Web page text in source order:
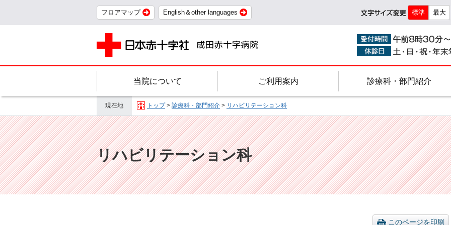
フロアマップ English＆other languages 標準 最大
当院について ご利用案内 診療科・部門紹介
現在地 トップ> 診療科・部門紹介 > リハビリテーション科
リハビリテーション科
このページを印刷